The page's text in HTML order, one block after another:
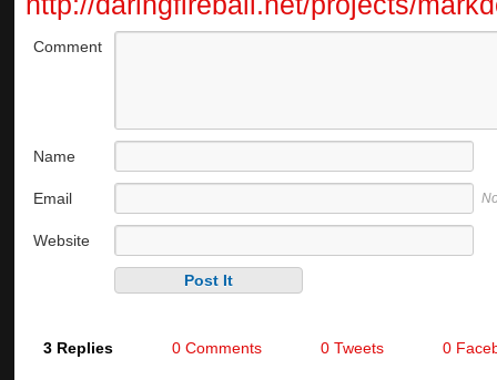
Comment
Name
Email
Website
3 Replies 0 Comments 0 Tweets 0